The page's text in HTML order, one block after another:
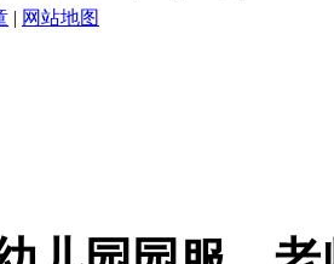
| 网站地图